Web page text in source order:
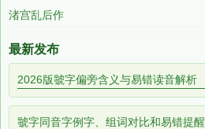
渚宫乱后作
最新发布
2026版虢字偏旁含义与易错读音解析
虢字同音字例字、组词对比和易错提醒